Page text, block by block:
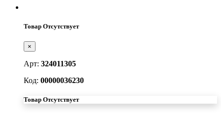
Товар Отсутствует
×
Арт: 324011305
Код: 00000036230
Товар Отсутствует